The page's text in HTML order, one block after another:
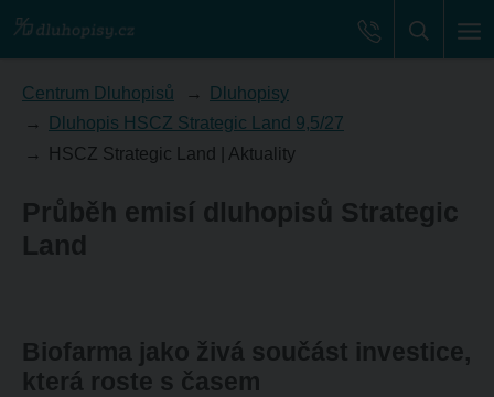
Centrum Dluhopisů
Dluhopisy
Dluhopis HSCZ Strategic Land 9,5/27
HSCZ Strategic Land | Aktuality
Průběh emisí dluhopisů Strategic
Land
Biofarma jako živá součást investice,
která roste s časem